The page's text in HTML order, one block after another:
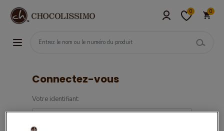
0 0
Connectez-vous
Votre identifiant: